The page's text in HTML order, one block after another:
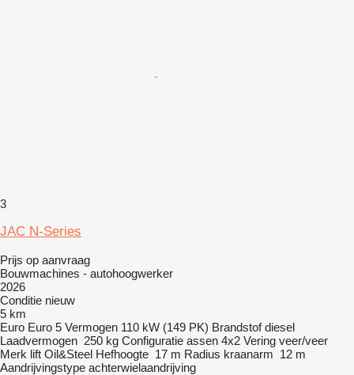
3
JAC N-Series
Prijs op aanvraag
Bouwmachines - autohoogwerker
2026
Conditie nieuw
5 km
Euro Euro 5 Vermogen 110 kW (149 PK) Brandstof diesel
Laadvermogen 250 kg Configuratie assen 4x2 Vering veer/veer
Merk lift Oil&Steel Hefhoogte 17 m Radius kraanarm 12 m
Aandrijvingstype achterwielaandrijving